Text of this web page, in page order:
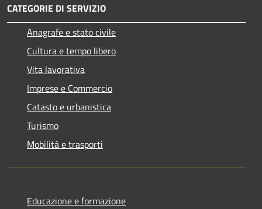
CATEGORIE DI SERVIZIO
Anagrafe e stato civile
Cultura e tempo libero
Vita lavorativa
Imprese e Commercio
Catasto e urbanistica
Turismo
Mobilità e trasporti
Educazione e formazione